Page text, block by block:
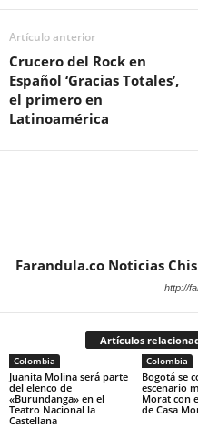
Artículo anterior
Crucero del Rock en
Español ‘Gracias Totales’,
el primero en
Latinoamérica
Farandula.co Noticias
http://
Artículos
Colombia
Juanita Molina será parte
del elenco de
«Burundanga» en el
Teatro Nacional la
Castellana
Colombia
Bogotá se
escenario
Morat con
de Casa